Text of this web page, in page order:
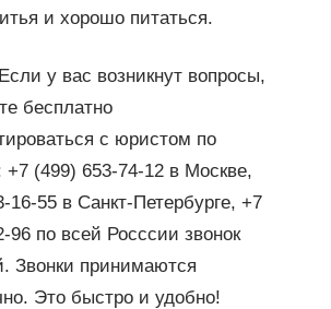
и хорошо питаться.
у вас возникнут вопросы,
бесплатно
с юристом по
(499) 653-74-12 в Москве,
16-55 в Санкт-Петербурге, +7
96 по всей Росссии звонок
Звонки принимаются
Это быстро и удобно!